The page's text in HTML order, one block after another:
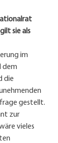
sie als
im
dem
die
gestellt.
zur
vieles